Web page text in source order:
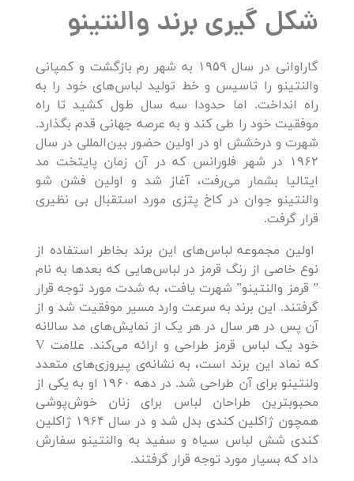
شکل گیری برند والنتینو
گاراوانی در سال ۱۹۵۹ به شهر رم بازگشت و کمپانی
والنتینو را تاسیس و خط تولید لباس‌های خود را به
راه انداخت. اما حدودا سه سال طول کشید تا راه
موفقیت خود را طی کند و به عرصه جهانی قدم بگذارد.
شهرت و درخشش او در اولین حضور بین‌المللی در سال
۱۹۶۲ در شهر فلورانس که در آن زمان پایتخت مد
ایتالیا بشمار می‌رفت، آغاز شد و اولین فشن شو
والنتینو جوان در کاخ پتزی مورد استقبال بی نظیری
قرار گرفت.
اولین مجموعه لباس‌های این برند بخاطر استفاده از
نوع خاصی از رنگ قرمز در لباس‌هایی که بعدها به نام
” قرمز والنتینو” شهرت یافت، به شدت مورد توجه قرار
گرفتند. این برند به سرعت وارد مسیر موفقیت شد و از
آن پس در هر سال در هر یک از نمایش‌های مد سالانه
خود یک لباس قرمز طراحی و ارائه می‌کند. علامت V
که نماد این برند است،‌ به نشانه‌ی پیروزی‌های متعدد
ولنتینو برای آن طراحی شد. در دهه ۱۹۶۰ او به یکی از
محبوبترین طراحان لباس برای زنان خوش‌پوشی
همچون ژاکلین کندی بدل شد و در سال ۱۹۶۴ ژاکلین
کندی شش لباس سیاه و سفید به والنتینو سفارش
داد که بسیار مورد توجه قرار گرفتند.